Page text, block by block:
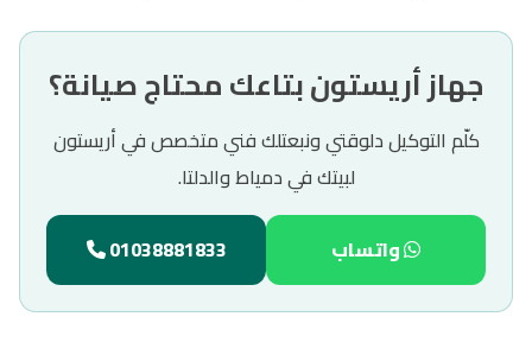
جهاز أريستون بتاعك محتاج صيانة؟
كلّم التوكيل دلوقتي ونبعتلك فني متخصص في أريستون
لبيتك في دمياط والدلتا.
واتساب 01038881833